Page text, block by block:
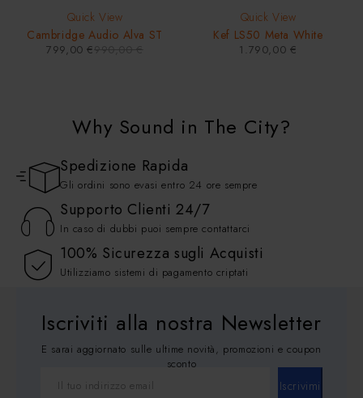
Quick View
Cambridge Audio Alva ST
799,00€
Quick View
Kef LS50 Meta White
1.790,00 €
Why Sound in The City?
Spedizione Rapida
Gli ordini sono evasi entro 24 ore sempre
Supporto Clienti 24/7
In caso di dubbi puoi sempre contattarci
100% Sicurezza sugli Acquisti
Utilizziamo sistemi di pagamento criptati
Iscriviti alla nostra Newsletter
E sarai aggiornato sulle ultime novità, promozioni e coupon
sconto
Iscrivimi